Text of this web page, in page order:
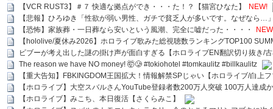
【VCR RUST3】＃７ 快適な拠点ができ・・・た！？【猫宮ひなた】
NEW!
【悲報】ひろゆき「性欲が弱い男性、ガチで貧乏人が多いです。なぜなら…
【恐怖】家族葬・一日葬なら安いという風潮、完全に嘘だった・・・・
【hololive/夏休み2026】ホロライブ歌みた総視聴数ランキングTOP100
ビブーが考え出した謎の掛け声が面白すぎる【ホロライブEN翻訳切り抜き/
The reason we have NO money! 🤯🥲 #tokiohotel #tomkaulitz #billkaulitz
【重大告知】FBKINGDOM王国拡大！情報解禁SPじゃい【ホロライブ/白上
【ホロライブ】大空スバルさんYouTube登録者数200万人突破 100万人達成
【ホロライブ】みこち、本日復活【さくらみこ】